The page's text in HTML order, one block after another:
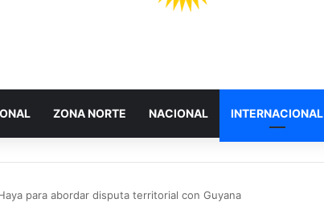
ZONA NORTE NACIONAL INTERNACIONAL
para abordar disputa territorial con Guyana